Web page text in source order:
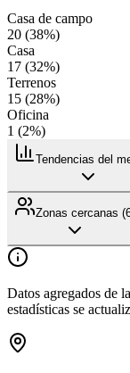
Casa de campo
20 (38%)
Casa
17 (32%)
Terrenos
15 (28%)
Oficina
1 (2%)
Tendencias del
Zonas cercanas (
Datos agregados de
estadísticas se